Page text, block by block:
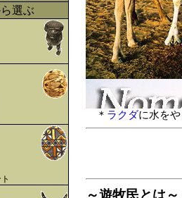
選ぶ
＊ ラクダに水を
～遊牧民とは～